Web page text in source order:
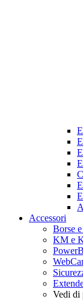
Accessori
Borse
KM e
Vedi di